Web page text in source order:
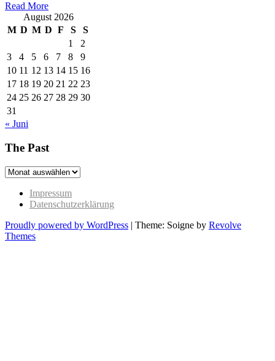
Read More
August 2026
M D M D F S
S
1
2
3
4 5 6 7 8
9
10 11 12 13 14 15 16
17 18 19 20 21 22 23
24 25 26 27 28 29 30
31
« Juni
The Past
The
Impressum
Datenschutzerklärung
Proudly powered by WordPress | Theme: Soigne by Revolve
Themes